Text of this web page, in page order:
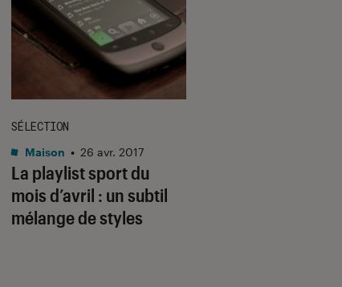
La playlist sport du
mois d’avril : un subtil
mélange de styles
SÉLECTION
Maison • 26 avr. 2017